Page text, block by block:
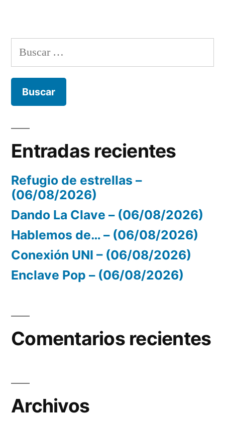
Buscar:
Entradas recientes
Refugio de estrellas –
(06/08/2026)
Dando La Clave – (06/08/2026)
Hablemos de… – (06/08/2026)
Conexión UNI – (06/08/2026)
Enclave Pop – (06/08/2026)
Comentarios recientes
Archivos